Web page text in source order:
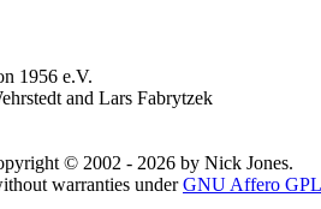
1956 e.V.
and Lars Fabrytzek
© 2002 - 2026 by Nick Jones.
warranties underGNU Affero GPL